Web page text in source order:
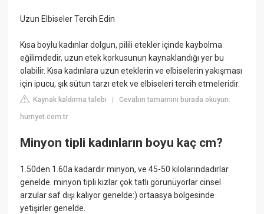
Uzun Elbiseler Tercih Edin
Kısa boylu kadınlar dolgun, pilili etekler içinde kaybolma
eğilimdedir, uzun etek korkusunun kaynaklandığı yer bu
olabilir. Kısa kadınlara uzun eteklerin ve elbiselerin yakışması
için ipucu, şık sütun tarzı etek ve elbiseleri tercih etmeleridir.
Kaynak kaldırma talebi |Cevabın tamamını burada okuyun:
hurriyet.com.tr
Minyon tipli kadınların boyu kaç cm?
1.50den 1.60a kadardır minyon, ve 45-50 kilolarındadırlar
genelde. minyon tipli kızlar çok tatlı görünüyorlar cinsel
arzular saf dışı kalıyor genelde:) ortaasya bölgesinde
yetişirler genelde.